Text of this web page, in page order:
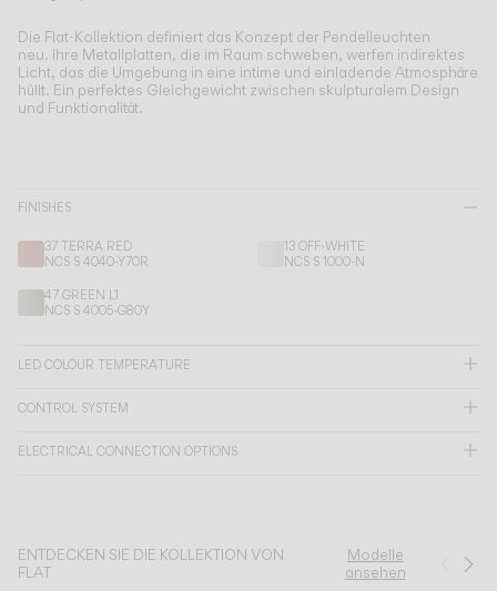
Composing Pendants
Bewusste Atmosphären
Downloads
Über uns
Working Area
KATALOG
Die Flat-Kollektion definiert das Konzept der Pendelleuchten
neu. Ihre Metallplatten, die im Raum schweben, werfen indirektes
Licht, das die Umgebung in eine intime und einladende Atmosphäre
hüllt. Ein perfektes Gleichgewicht zwischen skulpturalem Design
und Funktionalität.
FINISHES
37 TERRA RED
NCS S 4040-Y70R
13 OFF-WHITE
NCS S 1000-N
47 GREEN L1
NCS S 4005-G80Y
LED COLOUR TEMPERATURE
CONTROL SYSTEM
ELECTRICAL CONNECTION OPTIONS
ENTDECKEN SIE DIE KOLLEKTION VON
FLAT
Modelle
ansehen